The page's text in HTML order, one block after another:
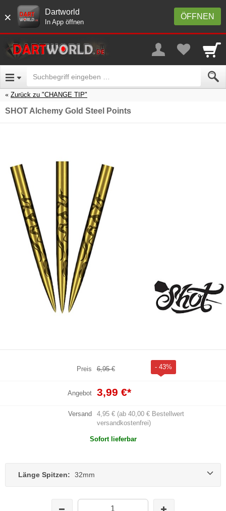
× ÖFFNEN
Dartworld
In App öffnen
Zurück zu "CHANGE TIP"
SHOT Alchemy Gold Steel Points
Preis 6,95 € - 43%
Angebot 3,99 €*
Versand
4,95 € (ab 40,00 € Bestellwert
versandkostenfrei)
Sofort lieferbar
Länge Spitzen: 32mm